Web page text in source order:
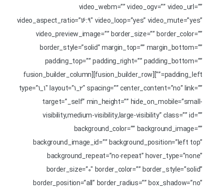
video_webm=”” video_ogv=”” video_url=””
video_aspect_ratio=”16:9″ video_loop=”yes” video_mute=”yes”
video_preview_image=”” border_size=”” border_color=””
border_style=”solid” margin_top=”” margin_bottom=””
padding_top=”” padding_right=”” padding_bottom=””
padding_left=””][fusion_builder_row][fusion_builder_column
type=”1_1″ layout=”1_2″ spacing=”” center_content=”no” link=””
target=”_self” min_height=”” hide_on_mobile=”small-
visibility,medium-visibility,large-visibility” class=”” id=””
background_color=”” background_image=””
background_image_id=”” background_position=”left top”
background_repeat=”no-repeat” hover_type=”none”
border_size=”0″ border_color=”” border_style=”solid”
border_position=”all” border_radius=”” box_shadow=”no”